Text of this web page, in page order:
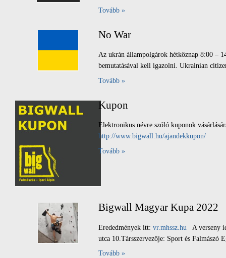
Tovább »
No War
Az ukrán állampolgárok hétköznap 8:00 –
bemutatásával kell igazolni. Ukrainian
Tovább »
Kupon
Elektronikus névre szóló kuponok
http://www.bigwall.hu/ajandekkupon/
Tovább »
Bigwall Magyar Kupa 2022
Erededmények itt: vr.mhssz.hu A verseny
utca 10.Társszervezője: Sport és Falmászó
Tovább »